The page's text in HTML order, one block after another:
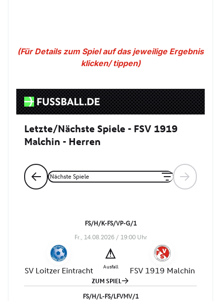
(Für Details zum Spiel auf das jeweilige Ergebnis
klicken/ tippen)